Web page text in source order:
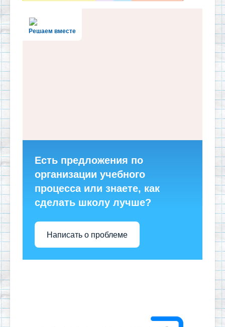
Решаем вместе
Есть предложения по
организации учебного
процесса или знаете, как
сделать школу лучше?
Написать о проблеме